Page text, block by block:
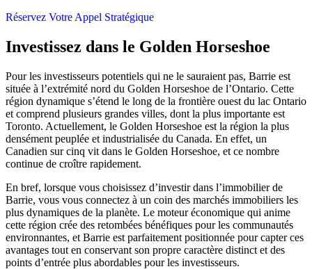
Réservez Votre Appel Stratégique
Investissez dans le Golden Horseshoe
Pour les investisseurs potentiels qui ne le sauraient pas, Barrie est
située à l’extrémité nord du Golden Horseshoe de l’Ontario. Cette
région dynamique s’étend le long de la frontière ouest du lac Ontario
et comprend plusieurs grandes villes, dont la plus importante est
Toronto. Actuellement, le Golden Horseshoe est la région la plus
densément peuplée et industrialisée du Canada. En effet, un
Canadien sur cinq vit dans le Golden Horseshoe, et ce nombre
continue de croître rapidement.
En bref, lorsque vous choisissez d’investir dans l’immobilier de
Barrie, vous vous connectez à un coin des marchés immobiliers les
plus dynamiques de la planète. Le moteur économique qui anime
cette région crée des retombées bénéfiques pour les communautés
environnantes, et Barrie est parfaitement positionnée pour capter ces
avantages tout en conservant son propre caractère distinct et des
points d’entrée plus abordables pour les investisseurs.